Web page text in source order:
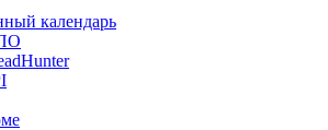
календарь